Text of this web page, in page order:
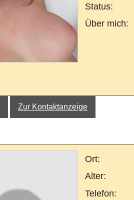
Status:
Über mich:
Zur Kontaktanzeige
Ort:
Alter:
Telefon: